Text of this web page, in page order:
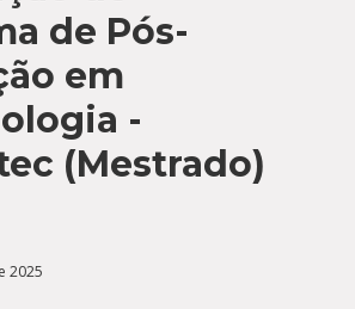
de Pós-
em
-
(Mestrado)
2025